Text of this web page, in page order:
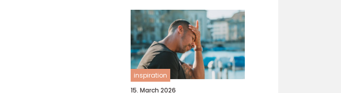
inspiration
15. March 2026